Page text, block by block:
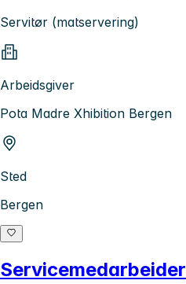
Servitør (matservering)
Arbeidsgiver
Pota Madre Xhibition Bergen
Sted
Bergen
Servicemedarbeider